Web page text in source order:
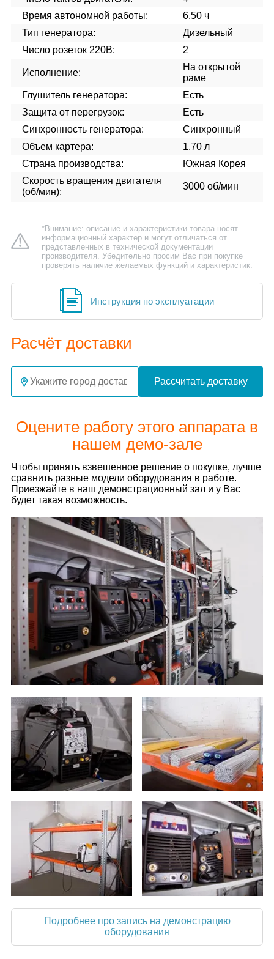
Время автономной работы:
6.50 ч
Тип генератора:
Дизельный
Число розеток 220В:
2
Исполнение:
На открытой
раме
Глушитель генератора:
Есть
Защита от перегрузок:
Есть
Синхронность генератора:
Синхронный
Объем картера:
1.70 л
Страна производства:
Южная Корея
Скорость вращения двигателя
(об/мин):
3000 об/мин
*Внимание: описание и характеристики товара носят
информационный характер и могут отличаться от
представленных в технической документации
производителя. Убедительно просим Вас при покупке
проверять наличие желаемых функций и характеристик.
Инструкция по эксплуатации
Расчёт доставки
Рассчитать доставку
Оцените работу этого аппарата в
нашем демо-зале
Чтобы принять взвешенное решение о покупке, лучше
сравнить разные модели оборудования в работе.
Приезжайте в наш демонстрационный зал и у Вас
будет такая возможность.
Подробнее про запись на демонстрацию
оборудования